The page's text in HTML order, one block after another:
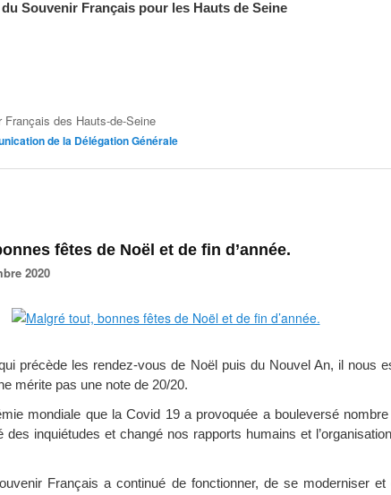
du Souvenir Français pour les Hauts de Seine
Français des Hauts-de-Seine
de la Délégation Générale
fêtes de Noël et de fin d’année.
2020
précède les rendez-vous de Noël puis du Nouvel An, il nous
mérite pas une note de 20/20.
mondiale que la Covid 19 a provoquée a bouleversé
des inquiétudes et changé nos rapports humains et
Français a continué de fonctionner, de se moderniser et